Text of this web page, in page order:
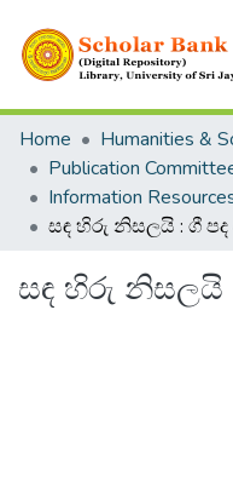
Home
සඳ හිරු නිසලයි